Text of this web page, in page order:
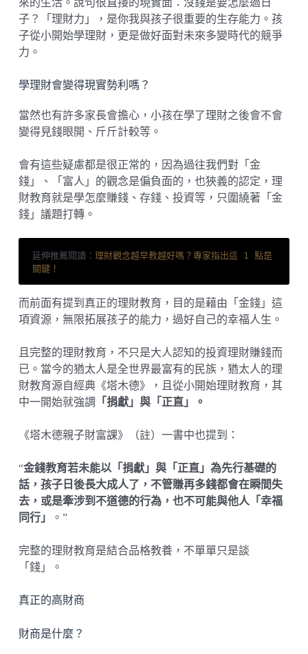
子？「理財力」，是你我與孩子很重要的生存能力。孩
子從小開始學理財，更是做好面對未來多變時代的競爭
力。
學理財會變得現實勢利嗎？
當然也有許多家長會擔心，小孩在學了理財之後會不會
變得見錢眼開、斤斤計較等。
會有這些疑慮都是很正常的，因為過往我們對「金
錢」、「富人」的觀念是偏負面的，也狹義的認定，理
財教育就是學怎麼賺錢、存錢、投資等，只圍繞著「金
錢」議題打轉。
延伸推薦閱讀： 理財觀念越早教越好嗎？專家指出這 1 點是
關鍵！
而前面有提到真正的理財教育，目的是藉由「金錢」這
項資源，無限拓展孩子的能力，過好自己的幸福人生。
且完整的理財教育，不只是大人認知的投資理財賺錢而
已。當今的猶太人是全世界最富有的民族，猶太人的理
財教育源自經典《塔木德》，且從小開始理財教育，其
中一開始就強調
「捐獻」與「正直」。
《塔木德親子財富課》（註）一書中也提到：
“金錢教育若未能以「捐獻」與「正直」為先行基礎的
話，孩子日後長大成人了，不管賺再多錢都會在瞬間失
去，或是牽涉到不道德的行為，也不可能與他人「幸福
同行」
。”
完整的理財教育是結合品格教養，不單單只是談
「錢」。
真正的高財商
財商是什麼？